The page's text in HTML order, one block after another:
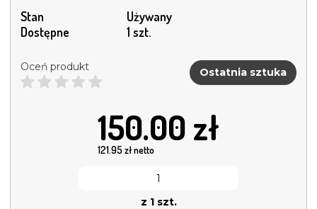
Stan
Używany
Dostępne
1 szt.
Oceń produkt Ostatnia sztuka
150.00 zł
121.95zł netto
z 1 szt.